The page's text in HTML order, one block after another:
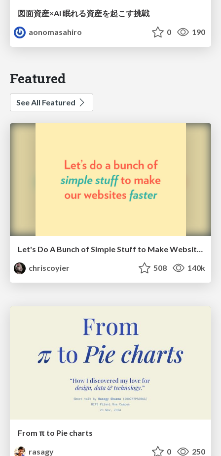
図面資産×AI 眠れる資産を起こす挑戦
aonomasahiro
0 190
Featured
See All Featured
Let's Do A Bunch of Simple Stuff to Make Websites Faster
chriscoyier
508 140k
From π to Pie charts
rasagy
0 250